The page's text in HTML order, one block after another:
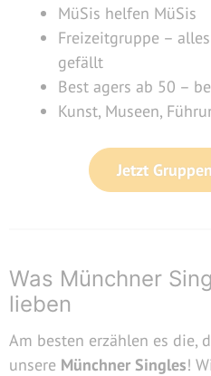
MüSis helfen MüSis
Freizeitgruppe –
gefällt
Best agers ab 50 –
Kunst, Museen,
Jetzt
Was Münchner
lieben
Am besten erzählen es die,
unsere Münchner Singles!